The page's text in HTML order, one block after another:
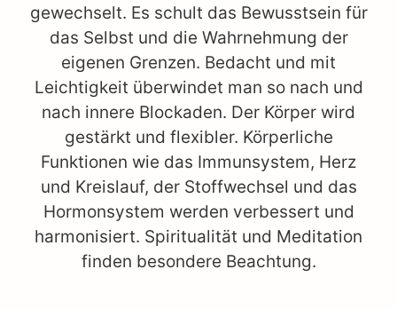
gewechselt. Es schult das Bewusstsein für
das Selbst und die Wahrnehmung der
eigenen Grenzen. Bedacht und mit
Leichtigkeit überwindet man so nach und
nach innere Blockaden. Der Körper wird
gestärkt und flexibler. Körperliche
Funktionen wie das Immunsystem, Herz
und Kreislauf, der Stoffwechsel und das
Hormonsystem werden verbessert und
harmonisiert. Spiritualität und Meditation
finden besondere Beachtung.